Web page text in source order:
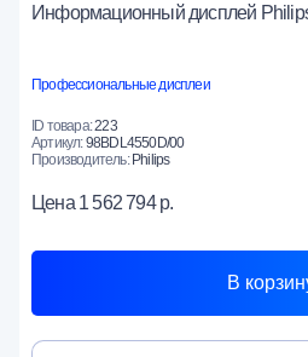
Информационный дисплей
Профессиональные дисплеи
ID товара:223
Артикул:98BDL4550D/00
Производитель:Philips
Цена 1 562 794 р.
В